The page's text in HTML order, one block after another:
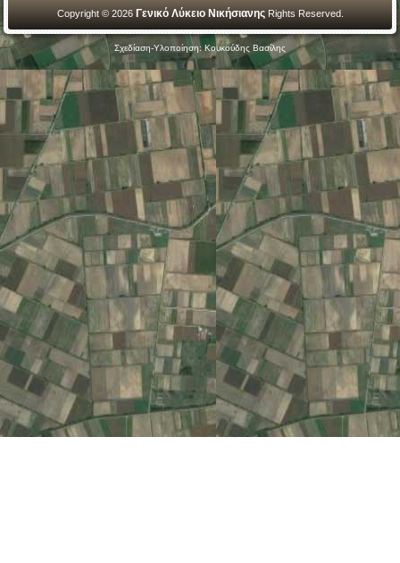
Copyright © 2026 Γενικό Λύκειο Νικήσιανης Rights Reserved.
Σχεδίαση-Υλοποίηση: Κουκούδης Βασίλης